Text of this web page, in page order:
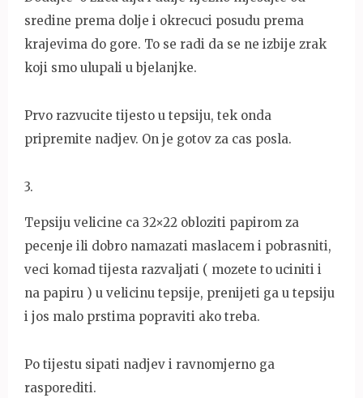
sredine prema dolje i okrecuci posudu prema
krajevima do gore. To se radi da se ne izbije zrak
koji smo ulupali u bjelanjke.
Prvo razvucite tijesto u tepsiju, tek onda
pripremite nadjev. On je gotov za cas posla.
3.
Tepsiju velicine ca 32×22 obloziti papirom za
pecenje ili dobro namazati maslacem i pobrasniti,
veci komad tijesta razvaljati ( mozete to uciniti i
na papiru ) u velicinu tepsije, prenijeti ga u tepsiju
i jos malo prstima popraviti ako treba.
Po tijestu sipati nadjev i ravnomjerno ga
rasporediti.